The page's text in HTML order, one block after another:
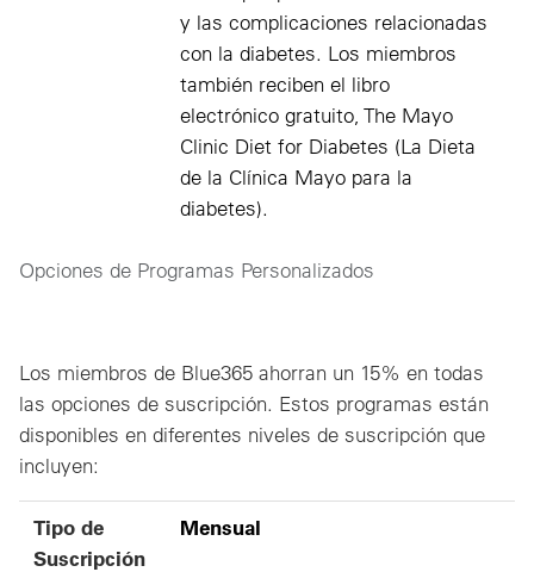
Opciones de Programas Personalizados
y las complicaciones relacionadas
con la diabetes. Los miembros
también reciben el libro
electrónico gratuito, The Mayo
Clinic Diet for Diabetes (La Dieta
de la Clínica Mayo para la
diabetes).
Los miembros de Blue365 ahorran un 15% en todas
las opciones de suscripción. Estos programas están
disponibles en diferentes niveles de suscripción que
incluyen:
Tipo de Suscripción
MSRP
Precio para Miembros de Blue365
Tipo de
Suscripción
Mensual